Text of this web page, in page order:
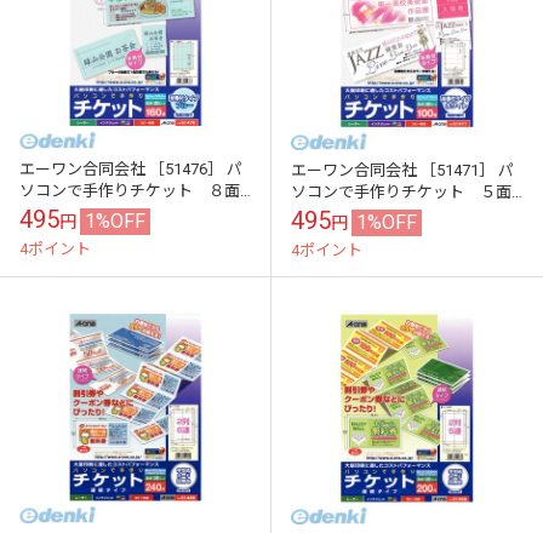
エーワン合同会社 ［51476］ パ
ソコンで手作りチケット ８面
半券付 ブルー【AKB】
495円 1%OFF
4ポイント
エーワン合同会社 ［51471］ パ
ソコンで手作りチケット ５面
半券付 ホワイト【AKB】
495円 1%OFF
4ポイント